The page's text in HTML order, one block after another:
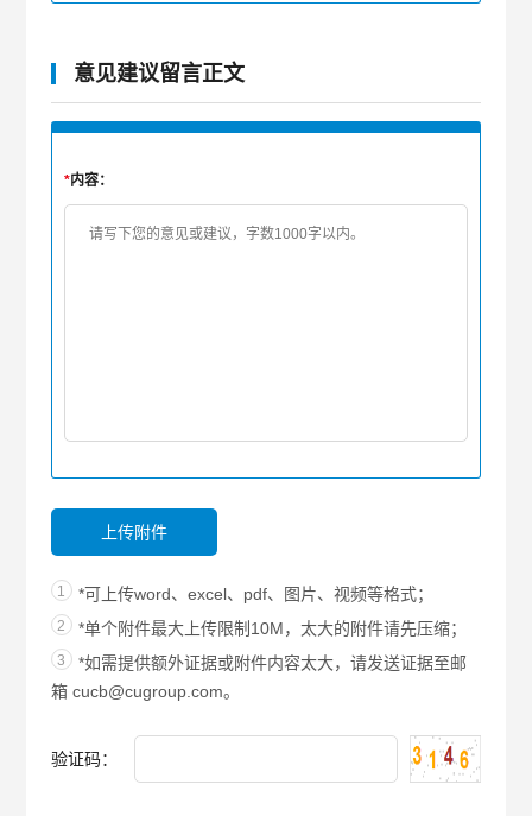
意见建议留言正文
*内容：
上传附件
1 *可上传word、excel、pdf、图片、视频等格式；
2 *单个附件最大上传限制10M，太大的附件请先压缩；
3
*如需提供额外证据或附件内容太大，请发送证据至邮
箱 cucb@cugroup.com。
验证码：